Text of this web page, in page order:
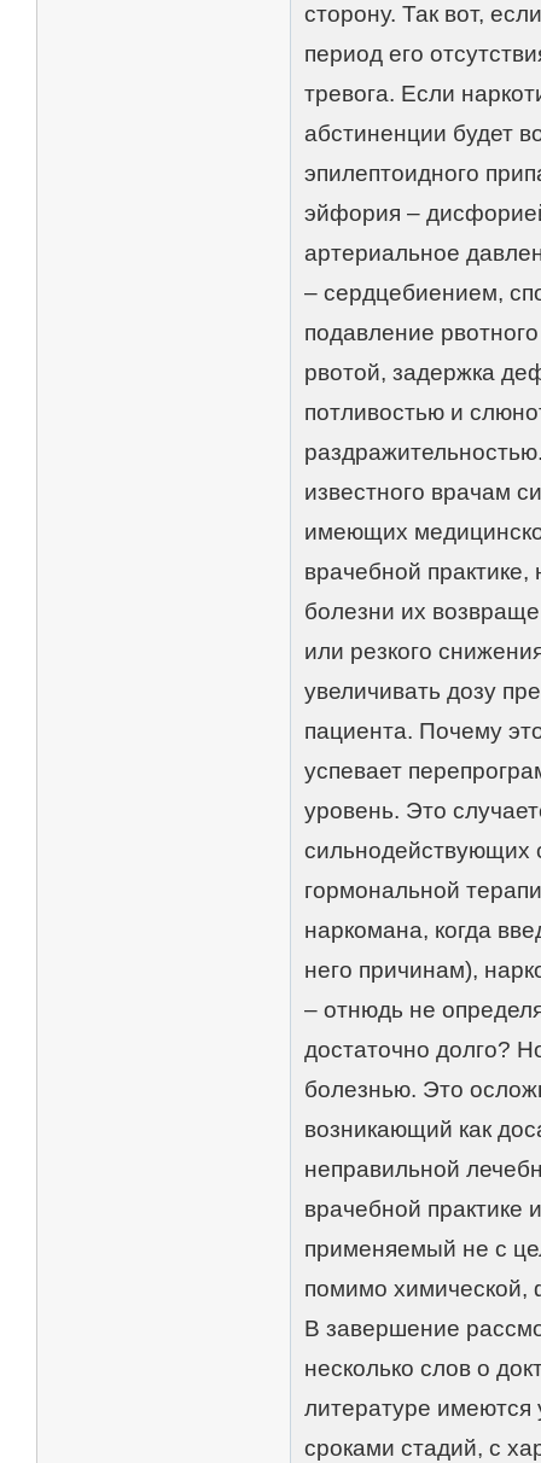
сторону. Так вот,
период его
тревога. Если
абстиненции будет
эпилептоидного
эйфория –
артериальное
– сердцебиением,
подавление
рвотой, задержка
потливостью и
известного врачам
имеющих
врачебной
болезни их
или резкого
увеличивать дозу
пациента. Почему
успевает
уровень. Это
сильнодействующих
гормональной
наркомана, когда
него причинам),
– отнюдь не
достаточно долго?
болезнью. Это
возникающий как
неправильной
врачебной практике
применяемый не с
помимо химической,
В завершение
несколько слов о
литературе имеются
сроками стадий, с